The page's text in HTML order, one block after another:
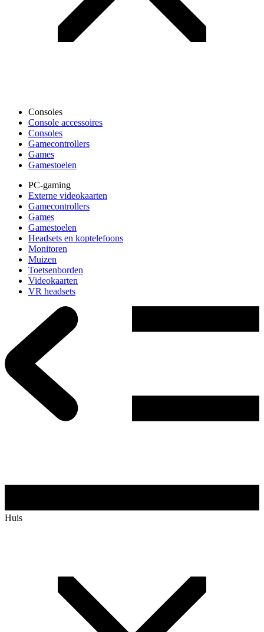
Consoles
Console accessoires
Consoles
Gamecontrollers
Games
Gamestoelen
PC-gaming
Externe videokaarten
Gamecontrollers
Games
Gamestoelen
Headsets en koptelefoons
Monitoren
Muizen
Toetsenborden
Videokaarten
VR headsets
Huis